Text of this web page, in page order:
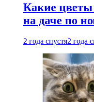
Какие
на даче по
2 года спустя2 года